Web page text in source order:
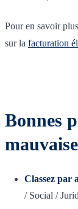
Pour en savoir
sur la facturation
Bonnes
Classez par
/ Social /